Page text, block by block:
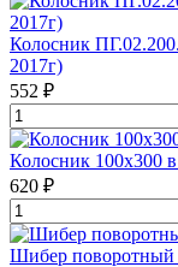
Колосник
2017г)
552 ₽
Колосник 100х300
620 ₽
Шибер поворотный